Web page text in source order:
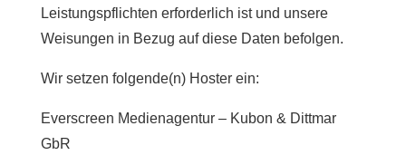
Leistungspflichten erforderlich ist und unsere
Weisungen in Bezug auf diese Daten befolgen.
Wir setzen folgende(n) Hoster ein:
Everscreen Medienagentur – Kubon & Dittmar
GbR